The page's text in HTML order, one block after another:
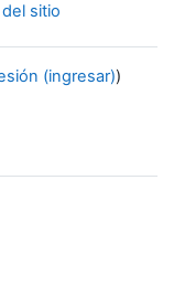
sitio
(ingresar))